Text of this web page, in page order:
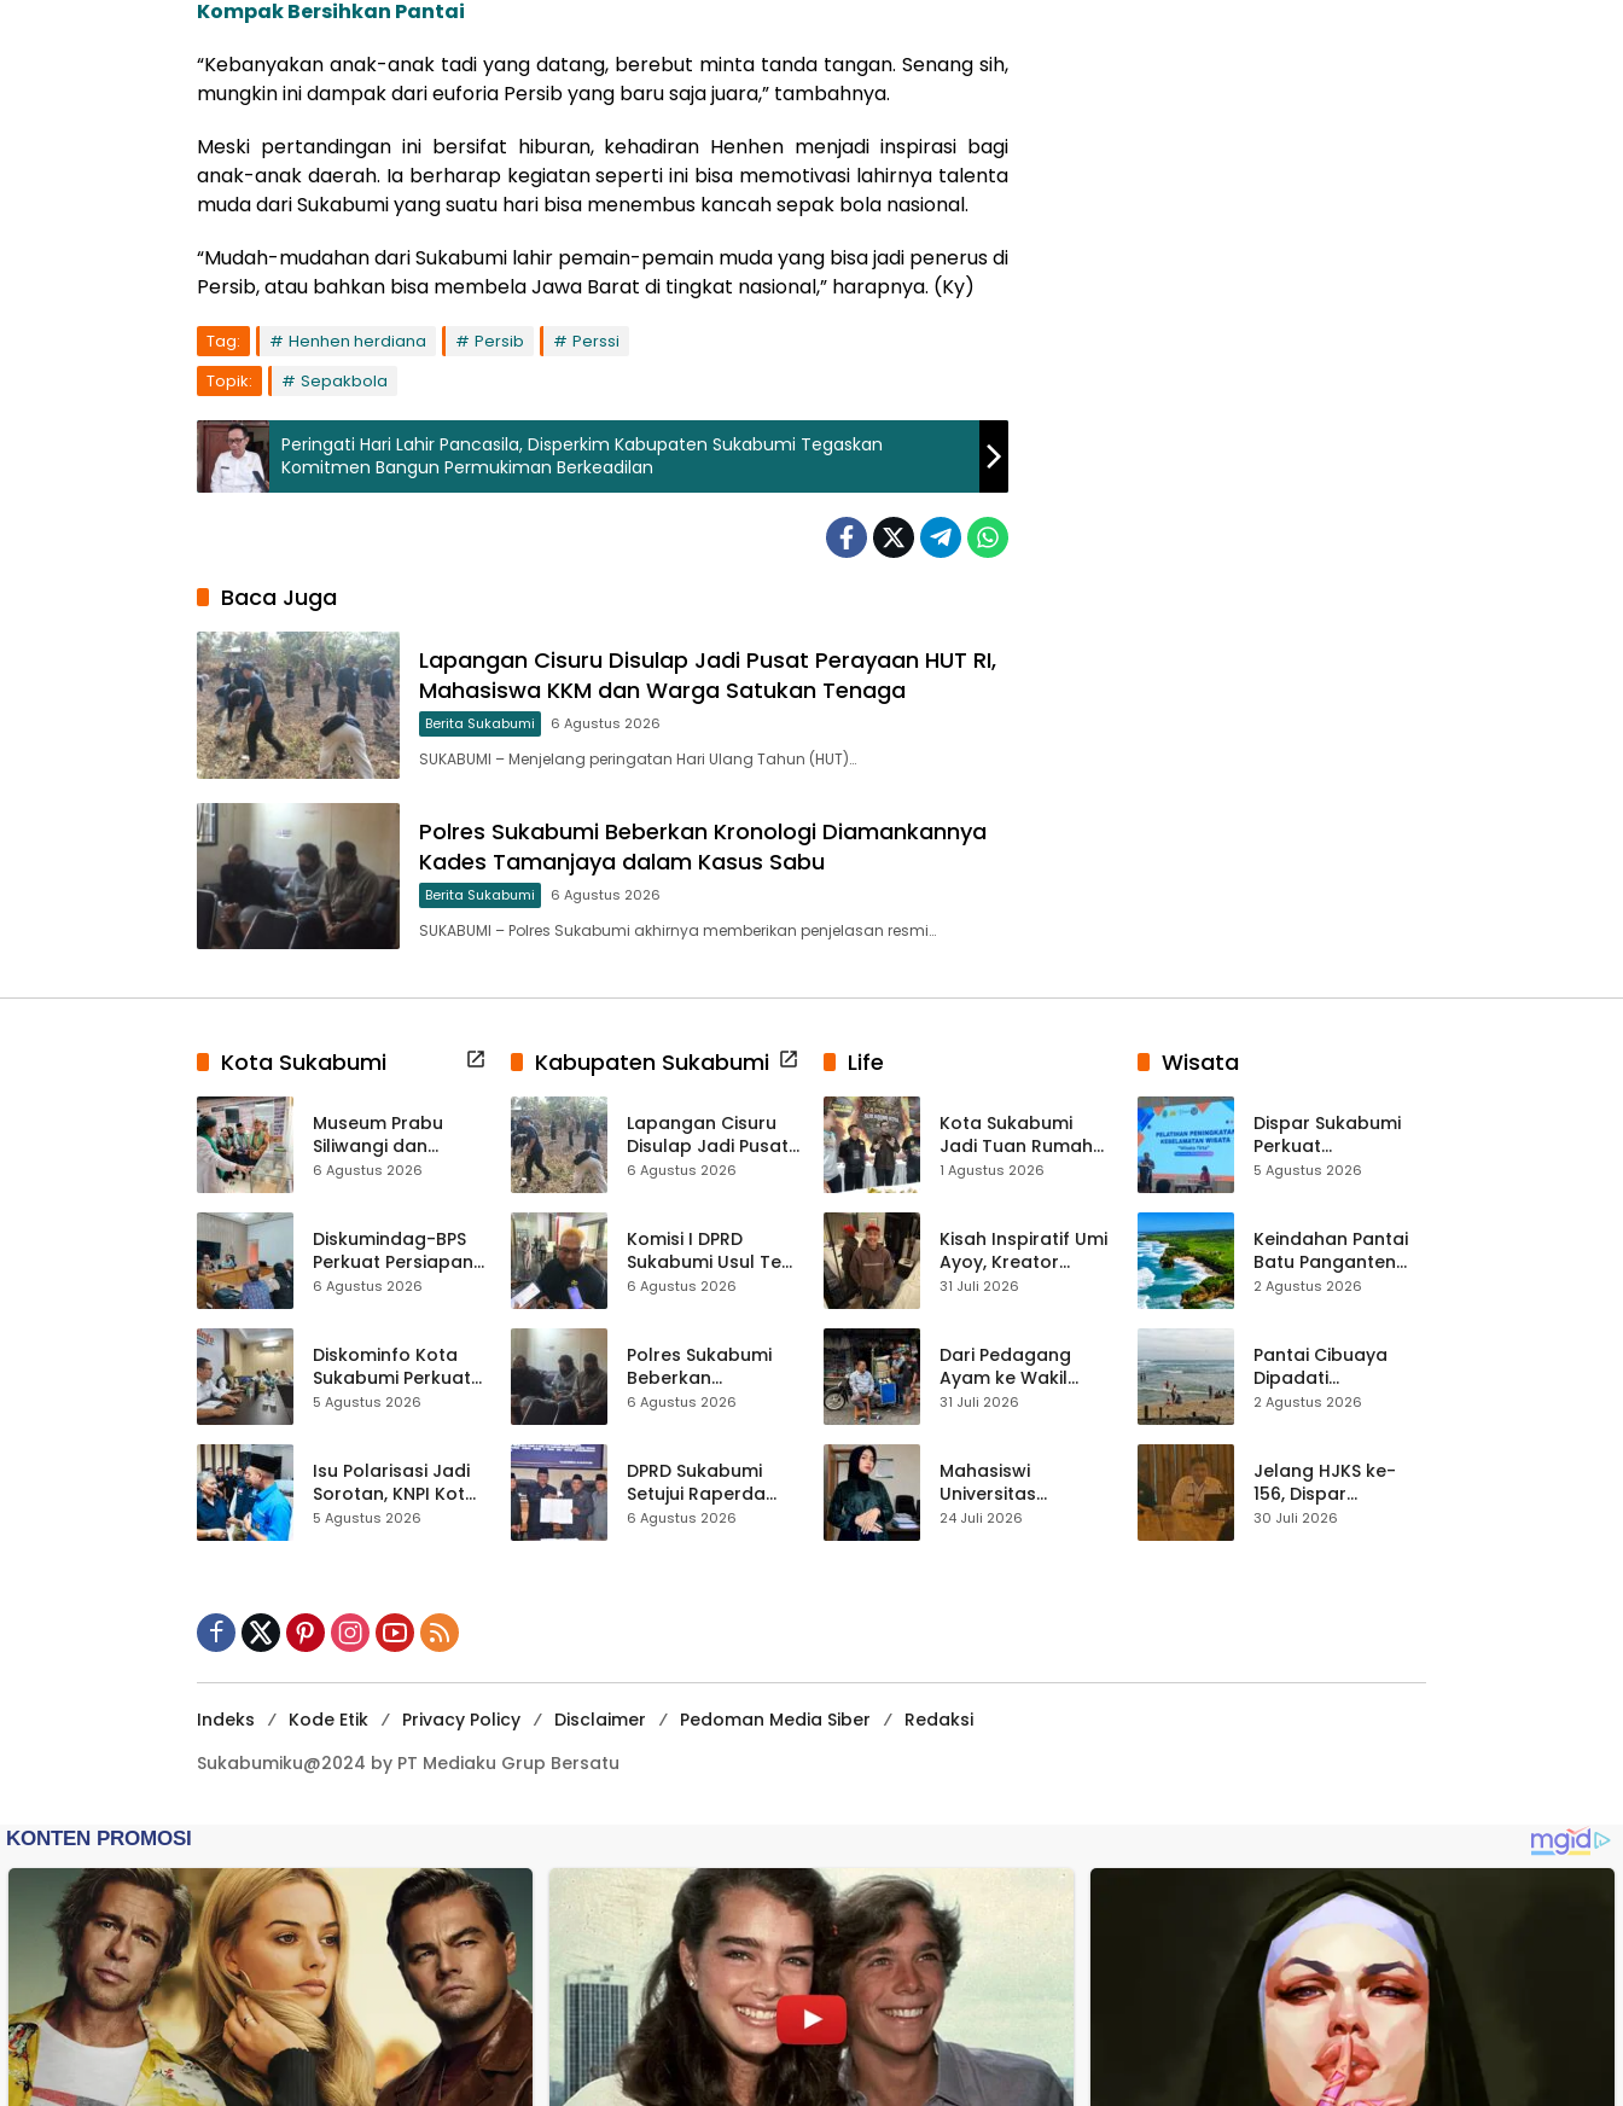
Kompak Bersihkan Pantai
“Kebanyakan anak-anak tadi yang datang, berebut minta tanda tangan. Senang sih,
mungkin ini dampak dari euforia Persib yang baru saja juara,” tambahnya.
Meski pertandingan ini bersifat hiburan, kehadiran Henhen menjadi inspirasi bagi
anak-anak daerah. Ia berharap kegiatan seperti ini bisa memotivasi lahirnya talenta
muda dari Sukabumi yang suatu hari bisa menembus kancah sepak bola nasional.
“Mudah-mudahan dari Sukabumi lahir pemain-pemain muda yang bisa jadi penerus di
Persib, atau bahkan bisa membela Jawa Barat di tingkat nasional,” harapnya. (Ky)
Tag: Henhen herdiana Persib
Perssi
Topik:
Sepakbola
Peringati Hari Lahir Pancasila, Disperkim Kabupaten Sukabumi Tegaskan
Komitmen Bangun Permukiman Berkeadilan
Baca Juga
Lapangan Cisuru Disulap Jadi Pusat Perayaan HUT RI,
Mahasiswa KKM dan Warga Satukan Tenaga
Berita Sukabumi 6 Agustus 2026
SUKABUMI – Menjelang peringatan Hari Ulang Tahun (HUT)…
Polres Sukabumi Beberkan Kronologi Diamankannya
Kades Tamanjaya dalam Kasus Sabu
Berita Sukabumi 6 Agustus 2026
SUKABUMI – Polres Sukabumi akhirnya memberikan penjelasan resmi…
Kota Sukabumi
Museum Prabu
Siliwangi dan
Museum Keramik
Hampir 500 Koleksi
Dipisahkan
6 Agustus 2026
Diskumindag-BPS
Perkuat Persiapan
Sensus Ekonomi,
Terbuka Beri Data
6 Agustus 2026
Diskominfo Kota
Sukabumi Perkuat
Satu Data
Kewilayahan
Dikebut
5 Agustus 2026
Isu Polarisasi Jadi
Sorotan, KNPI Kota
Sukabumi Ajak
5 Agustus 2026
Kabupaten Sukabumi
Lapangan Cisuru
Disulap Jadi Pusat
Perayaan HUT RI,
Satukan Tenaga
6 Agustus 2026
Komisi I DPRD
Sukabumi Usul Tes
Rambut Jadi
2027
6 Agustus 2026
Polres Sukabumi
Beberkan
Kronologi
dalam Kasus Sabu
6 Agustus 2026
DPRD Sukabumi
Setujui Raperda
Disabilitas,
6 Agustus 2026
Life
Kota Sukabumi
Jadi Tuan Rumah
Kontes Batu Akik
1 Agustus 2026
Kisah Inspiratif Umi
Ayoy, Kreator
TikTok Asal
Live Streaming
31 Juli 2026
Dari Pedagang
Ayam ke Wakil
Ketua DPRD, H.
Pasar Cisaat
31 Juli 2026
Mahasiswi
Universitas
Muhammadiyah
24 Juli 2026
Wisata
Dispar Sukabumi
Perkuat
Keselamatan
Mitigasi hingga
Teknik Evakuasi
5 Agustus 2026
Keindahan Pantai
Batu Panganten
Mulai Dilirik
2 Agustus 2026
Pantai Cibuaya
Dipadati
Wisatawan,
Waspada
2 Agustus 2026
Jelang HJKS ke-
156, Dispar
Kabupaten
30 Juli 2026
Indeks Kode Etik Privacy Policy Disclaimer Pedoman Media Siber
Redaksi
Sukabumiku@2024 by PT Mediaku Grup Bersatu